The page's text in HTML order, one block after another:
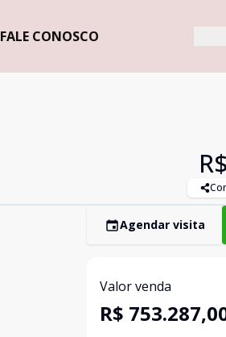
FALE CONOSCO
Agendar visita
Valor venda
R$